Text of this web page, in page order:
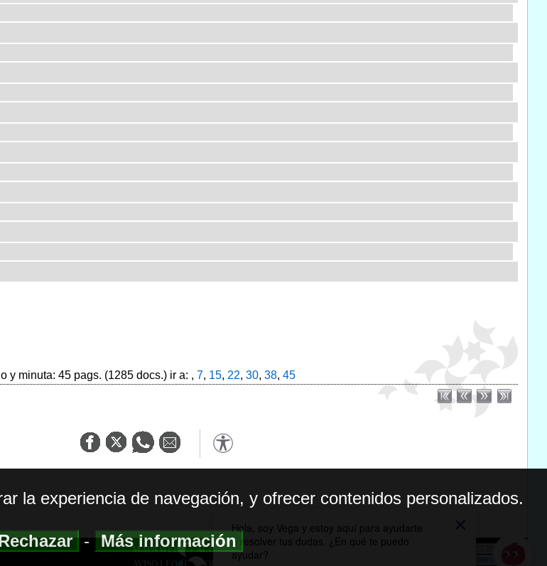
y minuta: 45 pags. (1285 docs.) ir a: , 7, 15, 22, 30, 38, 45
MAPA WEB|ACCESIBILIDAD
AVISO LEGAL| POLITICA DE PRIVACIDAD
la experiencia de navegación, y ofrecer contenidos personalizados.
-Más información